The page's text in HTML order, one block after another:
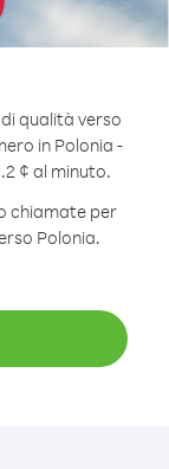
qualità verso
in Polonia -
¢ al minuto.
chiamate per
Polonia.